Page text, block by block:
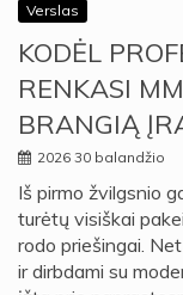
Verslas
KODĖL
RENKASI
BRANGIĄ
2026 30 balandžio
Iš pirmo žvilgsnio
turėtų visiškai
rodo priešingai. Net
ir dirbdami su